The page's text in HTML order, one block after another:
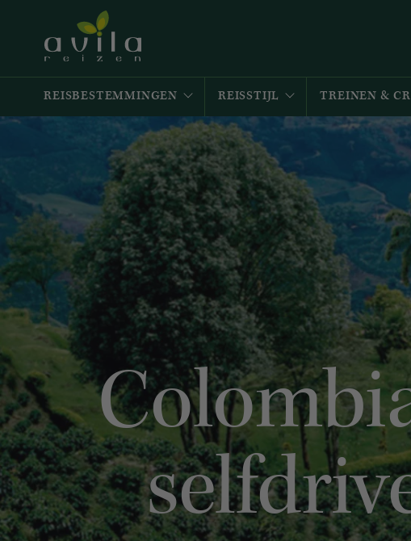
REISBESTEMMINGEN REISSTIJL TREINEN &